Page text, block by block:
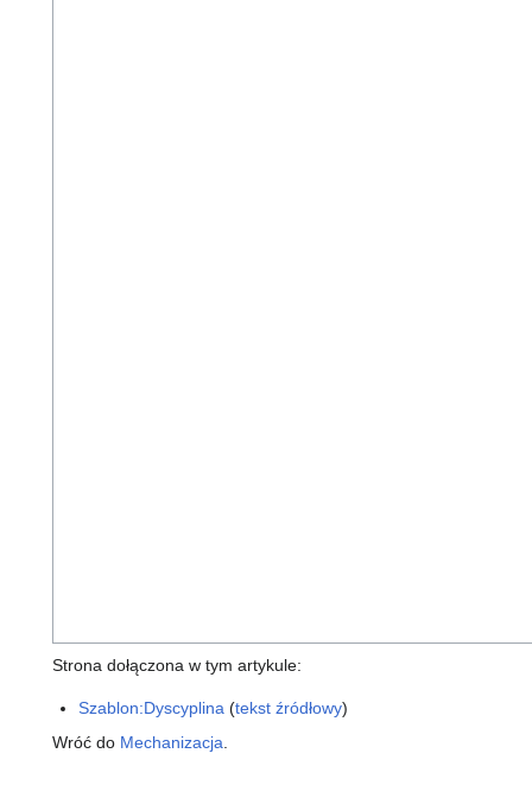
Strona dołączona w tym artykule:
Szablon:Dyscyplina (tekst źródłowy)
Wróć do Mechanizacja